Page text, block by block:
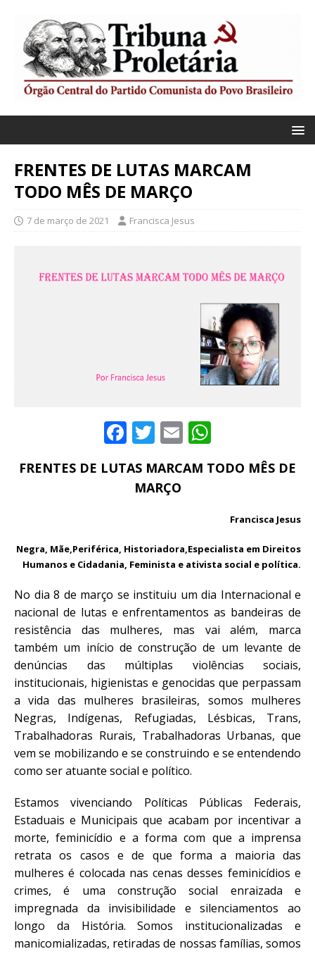
FRENTES DE LUTAS MARCAM
TODO MÊS DE MARÇO
7 de março de 2021 Francisca Jesus
F
c
e
o
o
k
T
it
te
E
ai at
p
p
FRENTES DE LUTAS MARCAM TODO MÊS DE
MARÇO
Francisca Jesus
Negra, Mãe,Periférica, Historiadora,Especialista em Direitos
Humanos e Cidadania, Feminista e ativista social e política.
No dia 8 de março se instituiu um dia Internacional e
nacional de lutas e enfrentamentos as bandeiras de
resistência das mulheres, mas vai além, marca
também um início de construção de um levante de
denúncias das múltiplas violências sociais,
institucionais, higienistas e genocidas que perpassam
a vida das mulheres brasileiras, somos mulheres
Negras, Indígenas, Refugiadas, Lésbicas, Trans,
Trabalhadoras Rurais, Trabalhadoras Urbanas, que
vem se mobilizando e se construindo e se entendendo
como ser atuante social e político.
Estamos vivenciando Políticas Públicas Federais,
Estaduais e Municipais que acabam por incentivar a
morte, feminicídio e a forma com que a imprensa
retrata os casos e de que forma a maioria das
mulheres é colocada nas cenas desses feminicídios e
crimes, é uma construção social enraizada e
impregnada da invisibilidade e silenciamentos ao
longo da História. Somos institucionalizadas e
manicomializadas, retiradas de nossas famílias, somos